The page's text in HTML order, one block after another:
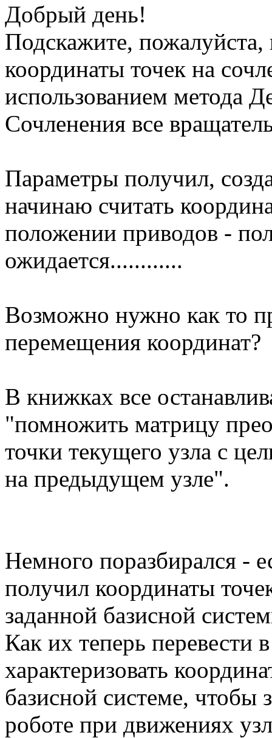
Добрый день!
Подскажите, пожалуйста,
координаты точек на
использованием метода
Сочленения все
Параметры получил,
начинаю считать
положении приводов -
ожидается............
Возможно нужно как то
перемещения координат?
В книжках все
"помножить матрицу
точки текущего узла с
на предыдущем узле".
Немного поразбирался -
получил координаты
заданной базисной
Как их теперь перевести
характеризовать
базисной системе, чтобы
роботе при движениях